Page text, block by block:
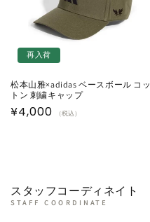
再入荷
松本山雅×adidas ベースボール コッ
トン 刺繍キャップ
通
¥4,000 （税込）
スタッフコーディネイト
STAFF COORDINATE